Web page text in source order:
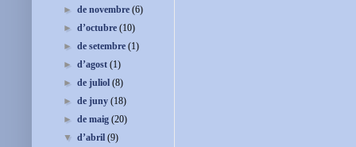
►de novembre(6)
►d’octubre(10)
►de setembre(1)
►d’agost(1)
►de juliol(8)
►de juny(18)
►de maig(20)
▼d’abril(9)